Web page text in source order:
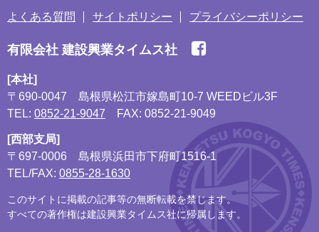
よくある質問 サイトポリシー プライバシーポリシー
有限会社 建設興業タイムス社
[本社]
〒690-0047
島根県松江市嫁島町10-7 WEEDビル3F
TEL: 0852-21-9047 FAX: 0852-21-9049
[西部支局]
〒697-0006
島根県浜田市下府町1516-1
TEL/FAX: 0855-28-1630
このサイトに掲載の記事等の無断転載を禁じます。
すべての著作権は建設興業タイムス社に帰属します。